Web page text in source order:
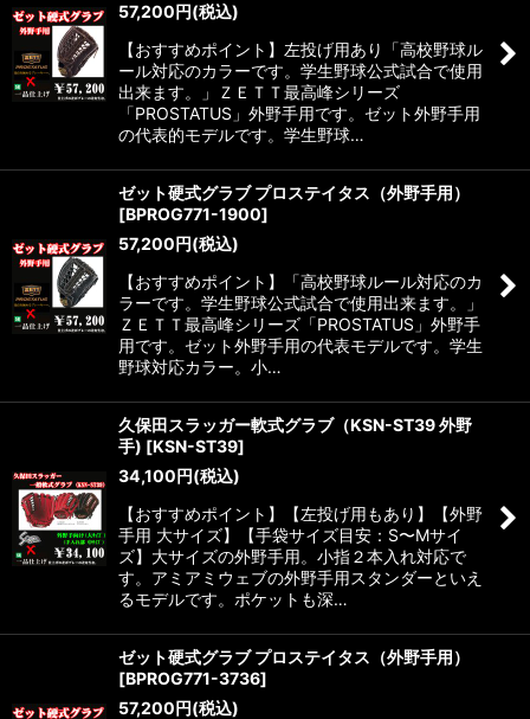
57,200円(税込)
【おすすめポイント】左投げ用あり「高校野球ル
ール対応のカラーです。学生野球公式試合で使用
出来ます。」ＺＥＴＴ最高峰シリーズ
「PROSTATUS」外野手用です。ゼット外野手用
の代表的モデルです。学生野球…
ゼット硬式グラブ プロステイタス（外野手用）
[BPROG771-1900]
57,200円(税込)
【おすすめポイント】「高校野球ルール対応のカ
ラーです。学生野球公式試合で使用出来ます。」
ＺＥＴＴ最高峰シリーズ「PROSTATUS」外野手
用です。ゼット外野手用の代表モデルです。学生
野球対応カラー。小…
久保田スラッガー軟式グラブ（KSN-ST39 外野
手) [KSN-ST39]
34,100円(税込)
【おすすめポイント】【左投げ用もあり】【外野
手用 大サイズ】【手袋サイズ目安：S〜Mサイ
ズ】大サイズの外野手用。小指２本入れ対応で
す。アミアミウェブの外野手用スタンダーといえ
るモデルです。ポケットも深…
ゼット硬式グラブ プロステイタス（外野手用）
[BPROG771-3736]
57,200円(税込)